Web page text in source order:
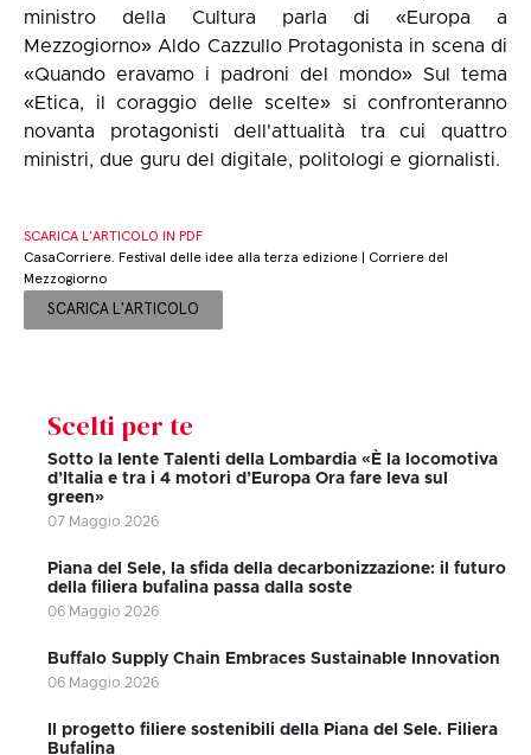
ministro della Cultura parla di «Europa a
Mezzogiorno» Aldo Cazzullo Protagonista in scena di
«Quando eravamo i padroni del mondo» Sul tema
«Etica, il coraggio delle scelte» si confronteranno
novanta protagonisti dell'attualità tra cui quattro
ministri, due guru del digitale, politologi e giornalisti.
SCARICA L’ARTICOLO IN PDF
CasaCorriere. Festival delle idee alla terza edizione | Corriere del
Mezzogiorno
SCARICA L'ARTICOLO
Scelti per te
Sotto la lente Talenti della Lombardia «È la locomotiva
d’Italia e tra i 4 motori d’Europa Ora fare leva sul
green»
07 Maggio 2026
Piana del Sele, la sfida della decarbonizzazione: il futuro
della filiera bufalina passa dalla soste
06 Maggio 2026
Buffalo Supply Chain Embraces Sustainable Innovation
06 Maggio 2026
Il progetto filiere sostenibili della Piana del Sele. Filiera
Bufalina